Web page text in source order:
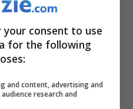
consent to use
for the following
and content, advertising and
research and